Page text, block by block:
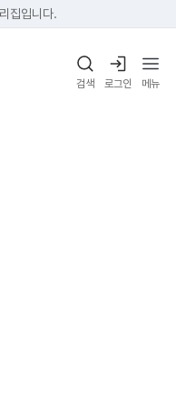
집입니다.
검색 로그인 메뉴